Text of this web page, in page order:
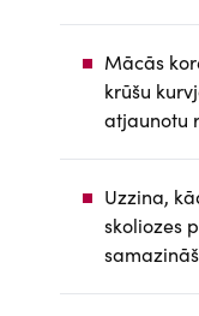
Mācās
krūšu
atjaunotu
Uzzina,
skoliozes